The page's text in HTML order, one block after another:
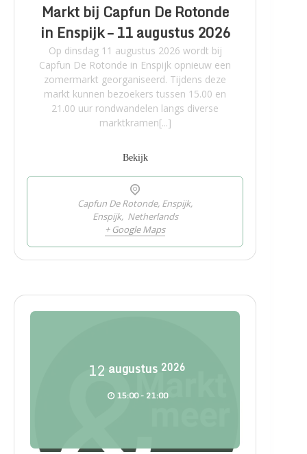
Markt bij Capfun De Rotonde
in Enspijk – 11 augustus 2026
Op dinsdag 11 augustus 2026 wordt bij
Capfun De Rotonde in Enspijk opnieuw een
zomermarkt georganiseerd. Tijdens deze
markt kunnen bezoekers tussen 15.00 en
21.00 uur rondwandelen langs diverse
marktkramen[...]
Bekijk
Capfun De Rotonde, Enspijk,
Enspijk, Netherlands
+ Google Maps
12 augustus 2026
15:00 - 21:00